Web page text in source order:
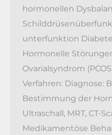
hormonellen
unterfunktion
Hormonelle
Ovarialsyndrom
Verfahren: Diagnose:
Bestimmung der
Ultraschall, MRT, CT-
Medikamentöse